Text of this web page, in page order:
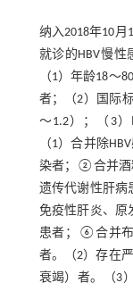
纳入2018年10
就诊的HBV慢性
（1）年龄18～
者；（2）国际
～1.2）；（3
（1）合并除
染者；②合并酒
遗传代谢性肝
免疫性肝炎、
患者；⑥合并
者。（2）存在
衰竭）者。（3